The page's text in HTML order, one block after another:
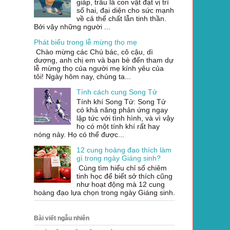
giáp, trâu là con vật đạt vị trí
số hai, đại diện cho sức mạnh
về cả thể chất lẫn tinh thần.
Bởi vậy những người ...
Phát biểu trong lễ mừng thọ mẹ
Chào mừng các Chú bác, cô cậu, dì
dượng, anh chị em và bạn bè đến tham dự
lễ mừng thọ của người mẹ kính yêu của
tôi! Ngày hôm nay, chúng ta...
Tính cách cung Song Tử
Tính khí Song Tử: Song Tử
có khả năng phản ứng ngay
lập tức với tình hình, và vì vậy
họ có một tính khí rất hay
nóng nảy. Họ có thể được...
12 cung hoàng đạo thích làm
gì trong ngày Giáng sinh?
Cùng tìm hiểu chỉ số chiêm
tinh học để biết sở thích cũng
như hoạt động mà 12 cung
hoàng đạo lựa chọn trong ngày Giáng sinh.
Bài viết ngẫu nhiên